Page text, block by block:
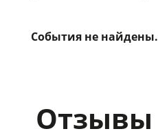
События не найдены.
Отзывы